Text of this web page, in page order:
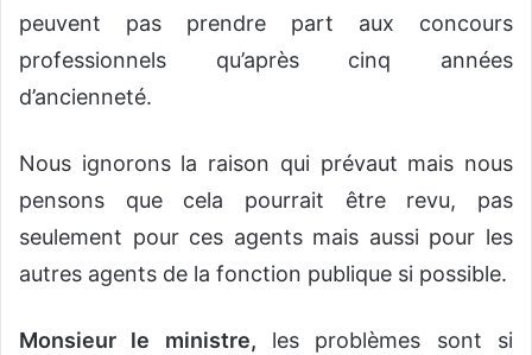
peuvent pas prendre part aux concours
professionnels qu’après cinq années
d’ancienneté.
Nous ignorons la raison qui prévaut mais nous
pensons que cela pourrait être revu, pas
seulement pour ces agents mais aussi pour les
autres agents de la fonction publique si possible.
Monsieur le ministre, les problèmes sont si